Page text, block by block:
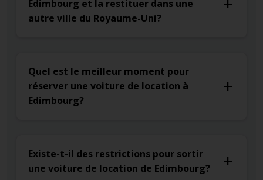
Edimbourg et la restituer dans une
autre ville du Royaume-Uni?
Quel est le meilleur moment pour
réserver une voiture de location à
Edimbourg?
Existe-t-il des restrictions pour sortir
une voiture de location de Edimbourg?